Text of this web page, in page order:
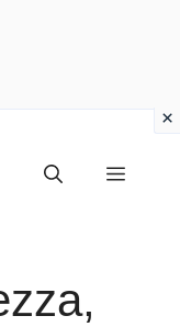
Menu